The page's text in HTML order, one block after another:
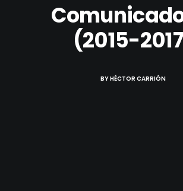
SEARCH
(2015-
BYHÉCTOR CARRIÓN